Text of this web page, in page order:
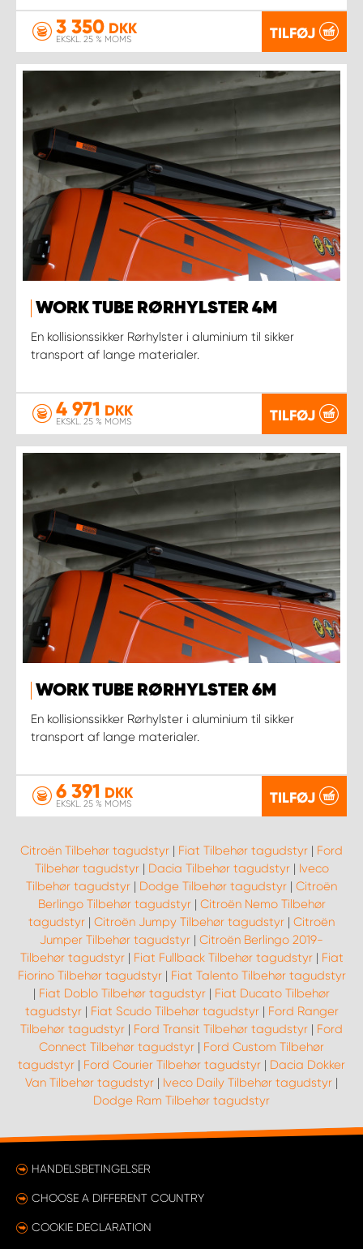
3 350 DKK
EKSKL. 25 % MOMS TILFØJ
WORK TUBE RØRHYLSTER 4M
En kollisionssikker Rørhylster i aluminium til sikker
transport af lange materialer.
4 971 DKK
EKSKL. 25 % MOMS TILFØJ
WORK TUBE RØRHYLSTER 6M
En kollisionssikker Rørhylster i aluminium til sikker
transport af lange materialer.
6 391 DKK
EKSKL. 25 % MOMS TILFØJ
Citroën Tilbehør tagudstyr | Fiat Tilbehør tagudstyr | Ford
Tilbehør tagudstyr| Dacia Tilbehør tagudstyr| Iveco
Tilbehør tagudstyr | Dodge Tilbehør tagudstyr | Citroën
Berlingo Tilbehør tagudstyr| Citroën Nemo Tilbehør
tagudstyr | Citroën Jumpy Tilbehør tagudstyr | Citroën
Jumper Tilbehør tagudstyr | Citroën Berlingo 2019-
Tilbehør tagudstyr| Fiat Fullback Tilbehør tagudstyr| Fiat
Fiorino Tilbehør tagudstyr| Fiat Talento Tilbehør tagudstyr
| Fiat Doblo Tilbehør tagudstyr | Fiat Ducato Tilbehør
tagudstyr| Fiat Scudo Tilbehør tagudstyr| Ford Ranger
Tilbehør tagudstyr | Ford Transit Tilbehør tagudstyr | Ford
Connect Tilbehør tagudstyr | Ford Custom Tilbehør
tagudstyr | Ford Courier Tilbehør tagudstyr | Dacia Dokker
Van Tilbehør tagudstyr | Iveco Daily Tilbehør tagudstyr |
Dodge Ram Tilbehør tagudstyr
HANDELSBETINGELSER
CHOOSE A DIFFERENT COUNTRY
COOKIE DECLARATION